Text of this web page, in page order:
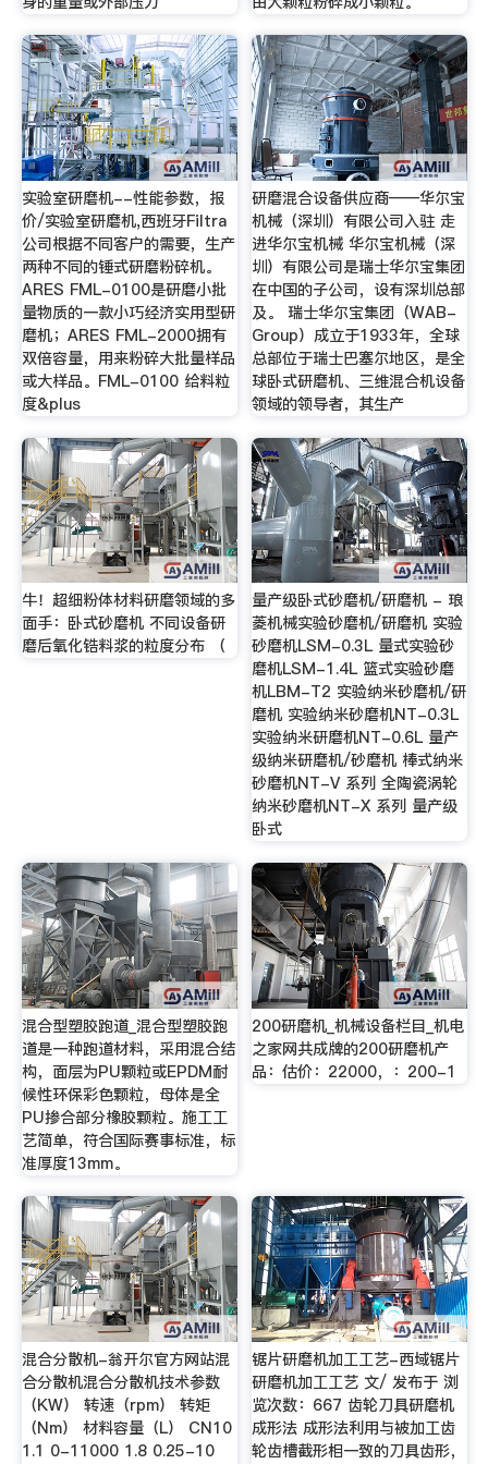
实验室研磨机--性能参数，报
价/实验室研磨机,西班牙Filtra
公司根据不同客户的需要，生产
两种不同的锤式研磨粉碎机。
ARES FML-0100是研磨小批
量物质的一款小巧经济实用型研
磨机；ARES FML-2000拥有
双倍容量，用来粉碎大批量样品
或大样品。FML-0100 给料粒
度&plus
研磨混合设备供应商——华尔宝
机械（深圳）有限公司入驻 走
进华尔宝机械 华尔宝机械（深
圳）有限公司是瑞士华尔宝集团
在中国的子公司，设有深圳总部
及。 瑞士华尔宝集团（WAB-
Group）成立于1933年，全球
总部位于瑞士巴塞尔地区，是全
球卧式研磨机、三维混合机设备
领域的领导者，其生产
牛！超细粉体材料研磨领域的多
面手：卧式砂磨机 不同设备研
磨后氧化锆料浆的粒度分布 （
量产级卧式砂磨机/研磨机 - 琅
菱机械实验砂磨机/研磨机 实验
砂磨机LSM-0.3L 量式实验砂
磨机LSM-1.4L 篮式实验砂磨
机LBM-T2 实验纳米砂磨机/研
磨机 实验纳米砂磨机NT-0.3L
实验纳米研磨机NT-0.6L 量产
级纳米研磨机/砂磨机 棒式纳米
砂磨机NT-V 系列 全陶瓷涡轮
纳米砂磨机NT-X 系列 量产级
卧式
混合型塑胶跑道_混合型塑胶跑
道是一种跑道材料，采用混合结
构，面层为PU颗粒或EPDM耐
候性环保彩色颗粒，母体是全
PU掺合部分橡胶颗粒。施工工
艺简单，符合国际赛事标准，标
准厚度13mm。
200研磨机_机械设备栏目_机电
之家网共成牌的200研磨机产
品：估价：22000，：200-1
混合分散机-翁开尔官方网站混
合分散机混合分散机技术参数
（KW） 转速（rpm） 转矩
（Nm） 材料容量（L） CN10
1.1 0-11000 1.8 0.25-10
锯片研磨机加工工艺-西域锯片
研磨机加工工艺 文/ 发布于 浏
览次数：667 齿轮刀具研磨机
成形法 成形法利用与被加工齿
轮齿槽截形相一致的刀具齿形，